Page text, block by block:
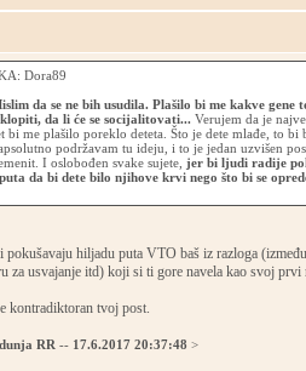
Dora89
da se ne bih usudila. Plašilo bi me kakve gene
da li će se socijalitovati... Verujem da je
bi me plašilo poreklo deteta. Što je dete mlađe, to bi
podržavam tu ideju, i to je jedan uzvišen
I oslobođen svake sujete, jer bi ljudi radije
da bi dete bilo njihove krvi nego što bi se
hiljadu puta VTO baš iz razloga
za usvajanje itd) koji si ti gore navela kao svoj prvi
kontradiktoran tvoj post.
RR -- 17.6.2017 20:37:48 >